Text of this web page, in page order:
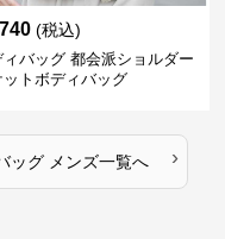
(税込)
ィバッグ 都会派ショルダー
ットボディバッグ
ッグ メンズ一覧へ ›